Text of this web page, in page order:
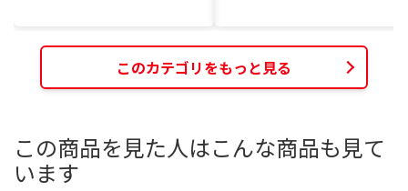
このカテゴリをもっと見る
この商品を見た人はこんな商品も見て
います